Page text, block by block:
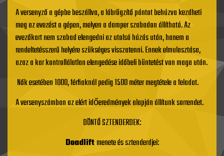
A versenyző a gépbe beszállva, a lábrögzítő pántot behúzva kezdheti
meg az evezést a gépen, melyen a damper szabadon állítható. Az
evezőkart nem szabad elengedni az utolsó húzás után, hanem a
rendeltetésszerű helyére szükséges visszatenni. Ennek elmulasztása,
azaz a kar kontrollálatlan elengedése időbeli büntetést von maga után.
Nők esetében 1000, férfiaknál pedig 1500 méter megtétele a feladat.
A versenyszámban az elért időeredmények alapján állítunk sorrendet.
DÖNTŐ SZTENDERDEK:
Deadliftmenete és sztenderdjei: